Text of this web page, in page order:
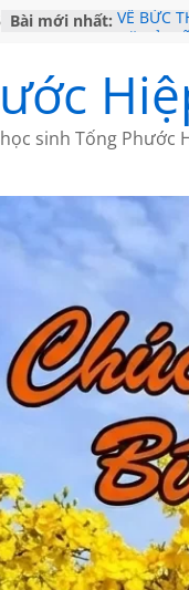
Bài mới nhất: VỀ BỨC
MỘT ĐỜI
SÁCH
BẤT
CÀ PHÊ
sinh Tống Phước